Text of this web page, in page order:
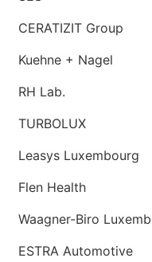
CERATIZIT Group
Kuehne + Nagel
RH Lab.
TURBOLUX
Leasys Luxembourg
Flen Health
Waagner-Biro
ESTRA Automotive